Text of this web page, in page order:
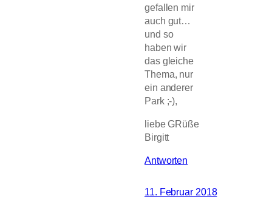
gefallen mir
auch gut…
und so
haben wir
das gleiche
Thema, nur
ein anderer
Park ;-),
liebe GRüße
Birgitt
Antworten
11. Februar 2018